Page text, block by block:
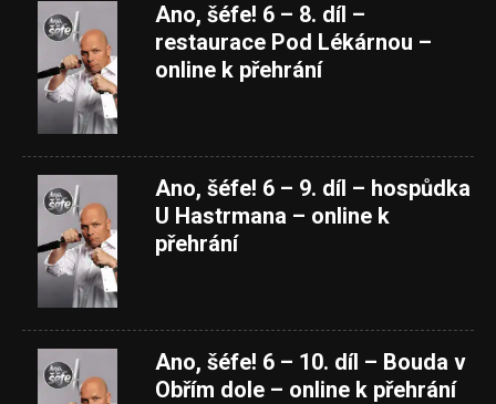
Ano, šéfe! 6 – 8. díl –
restaurace Pod Lékárnou –
online k přehrání
Ano, šéfe! 6 – 9. díl – hospůdka
U Hastrmana – online k
přehrání
Ano, šéfe! 6 – 10. díl – Bouda v
Obřím dole – online k přehrání